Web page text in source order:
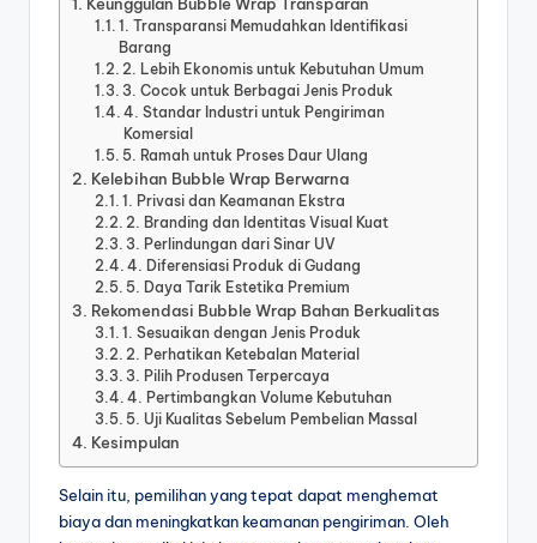
1. Transparansi Memudahkan Identifikasi
Barang
2. Lebih Ekonomis untuk Kebutuhan Umum
3. Cocok untuk Berbagai Jenis Produk
4. Standar Industri untuk Pengiriman
Komersial
5. Ramah untuk Proses Daur Ulang
Kelebihan Bubble Wrap Berwarna
1. Privasi dan Keamanan Ekstra
2. Branding dan Identitas Visual Kuat
3. Perlindungan dari Sinar UV
4. Diferensiasi Produk di Gudang
5. Daya Tarik Estetika Premium
Rekomendasi Bubble Wrap Bahan Berkualitas
1. Sesuaikan dengan Jenis Produk
2. Perhatikan Ketebalan Material
3. Pilih Produsen Terpercaya
4. Pertimbangkan Volume Kebutuhan
5. Uji Kualitas Sebelum Pembelian Massal
Kesimpulan
Selain itu, pemilihan yang tepat dapat menghemat
biaya dan meningkatkan keamanan pengiriman. Oleh